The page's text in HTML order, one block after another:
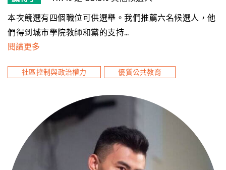
本次競選有四個職位可供選舉。我們推薦六名候選人，他
們得到城市學院教師和黨的支持…
閱讀更多
社區控制與政治權力 優質公共教育